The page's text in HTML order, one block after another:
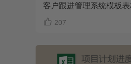
 207